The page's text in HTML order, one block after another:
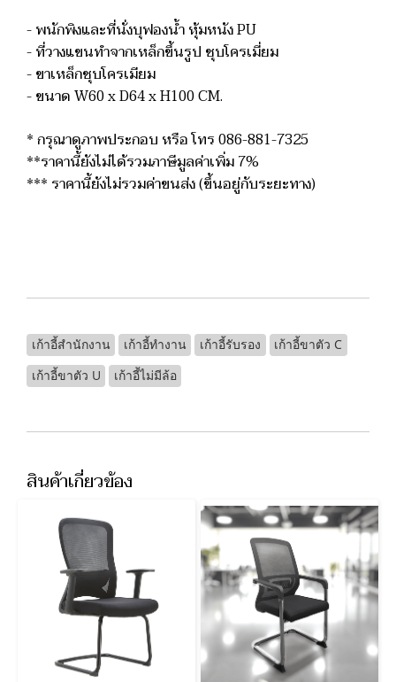
- พนักพิงและที่นั่งบุฟองน้ำ หุ้มหนัง PU
- ที่วางแขนทำจากเหล็กขึ้นรูป ชุบโครเมี่ยม
- ขาเหล็กชุบโครเมียม
- ขนาด W60 x D64 x H100 CM.
* กรุณาดูภาพประกอบ หรือ โทร 086-881-7325
**ราคานี้ยังไม่ได้รวมภาษีมูลค่าเพิ่ม 7%
*** ราคานี้ยังไม่รวมค่าขนส่ง (ขึ้นอยู่กับระยะทาง)
เก้าอี้สำนักงาน เก้าอี้ทำงาน เก้าอี้รับรอง
เก้าอี้ขาตัว C
เก้าอี้ขาตัว U
เก้าอี้ไม่มีล้อ
สินค้าเกี่ยวข้อง